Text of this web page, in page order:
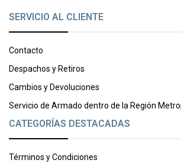
SERVICIO AL CLIENTE
Contacto
Despachos y Retiros
Cambios y Devoluciones
Servicio de Armado dentro de la Región
CATEGORÍAS DESTACADAS
Términos y Condiciones